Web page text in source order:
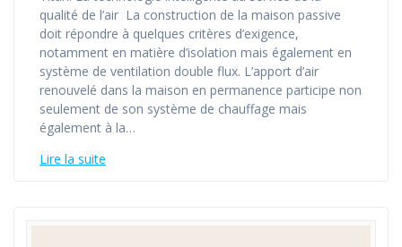
qualité de l’air La construction de la maison passive
doit répondre à quelques critères d’exigence,
notamment en matière d’isolation mais également en
système de ventilation double flux. L’apport d’air
renouvelé dans la maison en permanence participe non
seulement de son système de chauffage mais
également à la…
Lire la suite